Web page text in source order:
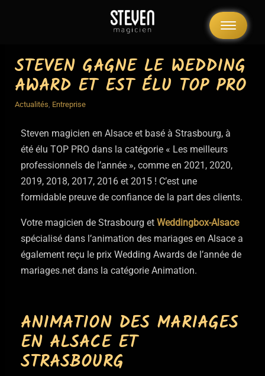
STEVEN GAGNE LE WEDDING
AWARD ET EST ÉLU TOP PRO
Actualités Entreprise
Steven magicien en Alsace et basé à Strasbourg, à
été élu TOP PRO dans la catégorie « Les meilleurs
professionnels de l’année », comme en 2021, 2020,
2019, 2018, 2017, 2016 et 2015 ! C’est une
formidable preuve de confiance de la part des clients.
Votre magicien de Strasbourg et Weddingbox-Alsace
spécialisé dans l’animation des mariages en Alsace a
également reçu le prix Wedding Awards de l’année de
mariages.net dans la catégorie Animation.
ANIMATION DES MARIAGES
EN ALSACE ET
STRASBOURG